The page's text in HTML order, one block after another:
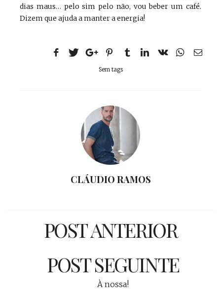
dias maus… pelo sim pelo não, vou beber um café.
Dizem que ajuda a manter a energia!
Sem tags
CLÁUDIO RAMOS
POST ANTERIOR
POST SEGUINTE
À nossa!